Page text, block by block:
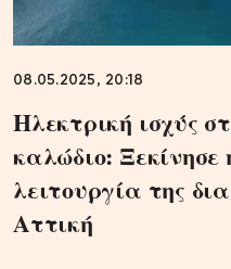
08.05.2025, 20:18
Ηλεκτρική ισχύς
καλώδιο: Ξεκίνησε
λειτουργία της
Αττική